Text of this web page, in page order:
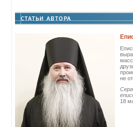
не
18